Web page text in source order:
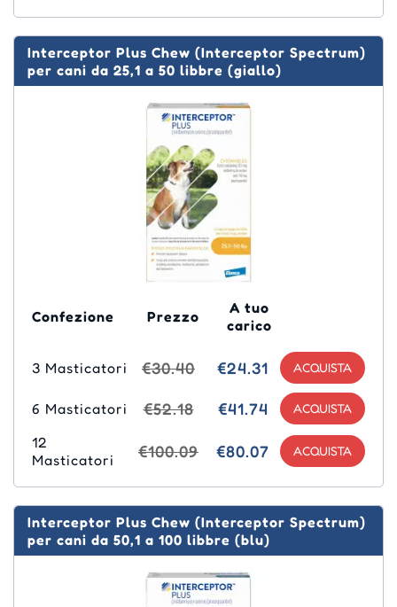
Interceptor Plus Chew (Interceptor Spectrum)
per cani da 25,1 a 50 libbre (giallo)
Confezione Prezzo
A tuo
carico
3 Masticatori €30.40 €24.31
6 Masticatori €52.18 €41.74
12
Masticatori
€100.09 €80.07
Interceptor Plus Chew (Interceptor Spectrum)
per cani da 50,1 a 100 libbre (blu)